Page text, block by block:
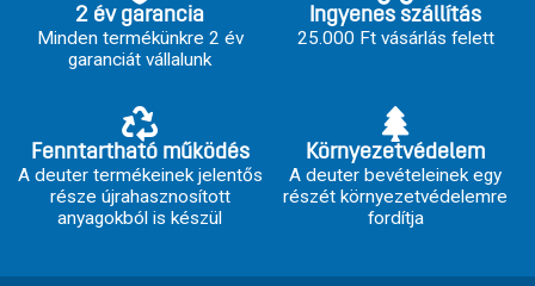
2 év garancia
Minden termékünkre 2 év
garanciát vállalunk
Ingyenes szállítás
25.000 Ft vásárlás felett
Fenntartható működés
A deuter termékeinek jelentős
része újrahasznosított
anyagokból is készül
Környezetvédelem
A deuter bevételeinek egy
részét környezetvédelemre
fordítja